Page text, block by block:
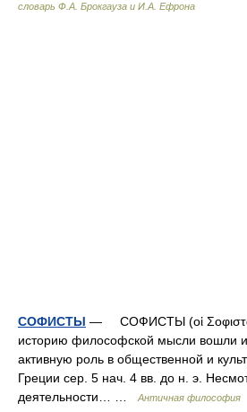
словарь Ф.А. Брокгауза и И.А. Ефрона
СОФИСТЫ — СОФИСТЫ (οἱ
историю философской мысли вошли
активную роль в общественной и
Греции сер. 5 нач. 4 вв. до н. э.
деятельности… …
Античная философия